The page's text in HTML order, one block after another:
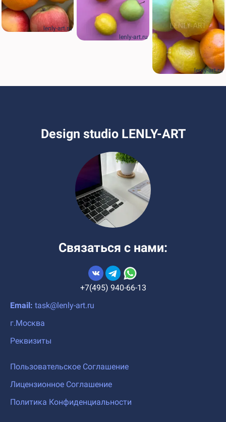
lenly-art.ru
lenly-art.ru
lenly-art.ru
Design studio LENLY-ART
Связаться с нами:
+7(495) 940-66-13
Email: task@lenly-art.ru
г.Москва
Реквизиты
Пользовательское Соглашение
Лицензионное Соглашение
Политика Конфиденциальности